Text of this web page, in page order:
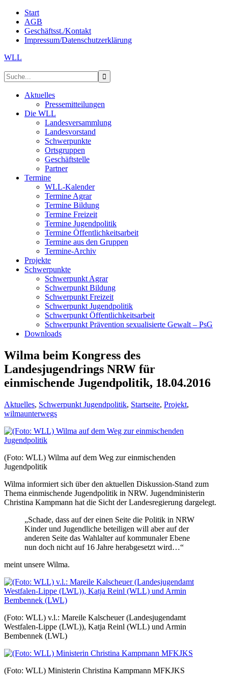
Start
AGB
Geschäftsst./Kontakt
Impressum/Datenschutzerklärung
WLL
Aktuelles
Pressemitteilungen
Die WLL
Landesversammlung
Landesvorstand
Schwerpunkte
Ortsgruppen
Geschäftstelle
Partner
Termine
WLL-Kalender
Termine Agrar
Termine Bildung
Termine Freizeit
Termine Jugendpolitik
Termine Öffentlichkeitsarbeit
Termine aus den Gruppen
Termine-Archiv
Projekte
Schwerpunkte
Schwerpunkt Agrar
Schwerpunkt Bildung
Schwerpunkt Freizeit
Schwerpunkt Jugendpolitik
Schwerpunkt Öffentlichkeitsarbeit
Schwerpunkt Prävention sexualisierte Gewalt – PsG
Downloads
Wilma beim Kongress des
Landesjugendrings NRW für
einmischende Jugendpolitik, 18.04.2016
Aktuelles, Schwerpunkt Jugendpolitik, Startseite, Projekt,
wilmaunterwegs
(Foto: WLL) Wilma auf dem Weg zur einmischenden
Jugendpolitik
Wilma informiert sich über den aktuellen Diskussion-Stand zum
Thema einmischende Jugendpolitik in NRW. Jugendministerin
Christina Kampmann hat die Sicht der Landesregierung dargelegt.
„Schade, dass auf der einen Seite die Politik in NRW
Kinder und Jugendliche beteiligen will aber auf der
anderen Seite das Wahlalter auf kommunaler Ebene
nun doch nicht auf 16 Jahre herabgesetzt wird…“
meint unsere Wilma.
(Foto: WLL) v.l.: Mareile Kalscheuer (Landesjugendamt
Westfalen-Lippe (LWL)), Katja Reinl (WLL) und Armin
Bembennek (LWL)
(Foto: WLL) Ministerin Christina Kampmann MFKJKS